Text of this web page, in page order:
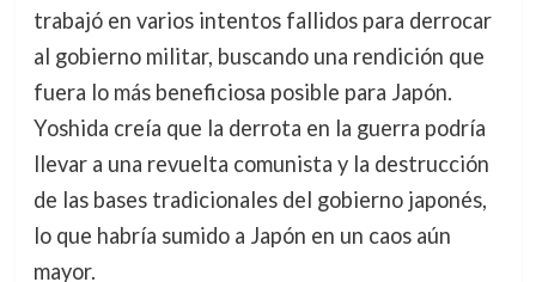
trabajó en varios intentos fallidos para derrocar
al gobierno militar, buscando una rendición que
fuera lo más beneficiosa posible para Japón.
Yoshida creía que la derrota en la guerra podría
llevar a una revuelta comunista y la destrucción
de las bases tradicionales del gobierno japonés,
lo que habría sumido a Japón en un caos aún
mayor.